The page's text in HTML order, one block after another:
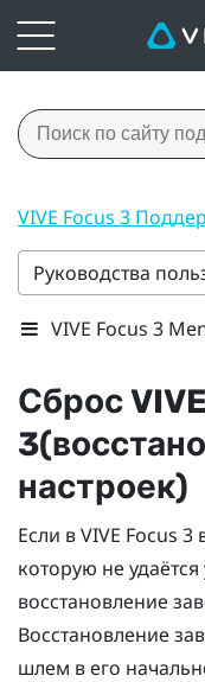
VIVE Focus 3
Руководства
VIVE Focus 3
Сброс
3
настроек)
Если вVIVE Focus 3
которую не
восстановление
Восстановление
шлем в его